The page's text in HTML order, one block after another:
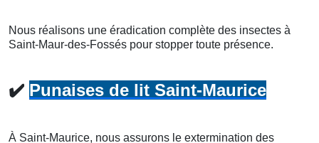
Nous réalisons une éradication complète des insectes à
Saint-Maur-des-Fossés pour stopper toute présence.
✔️ Punaises de lit Saint-Maurice
À Saint-Maurice, nous assurons le extermination des